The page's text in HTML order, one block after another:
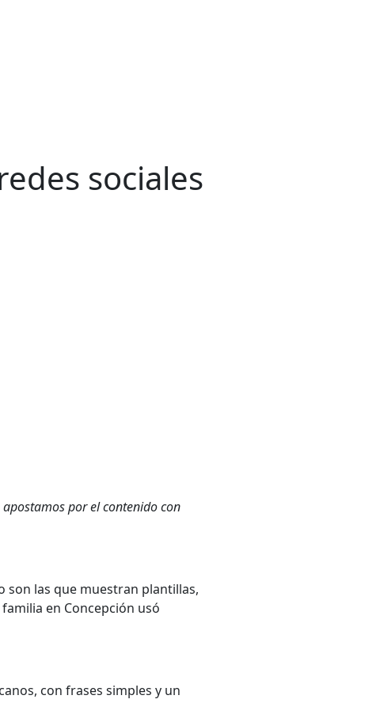
sociales
por el contenido con
son las que muestran plantillas,
en Concepción usó
con frases simples y un